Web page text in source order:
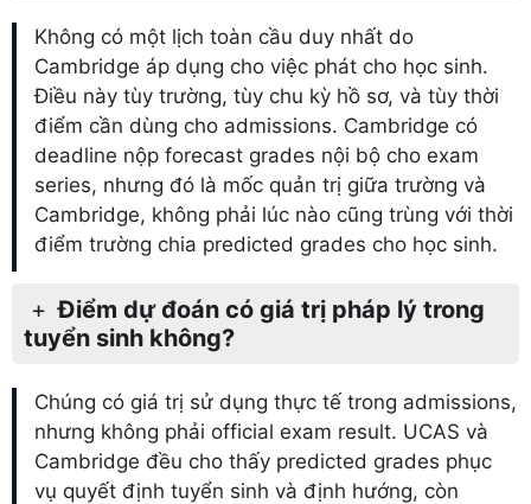
Không có một lịch toàn cầu duy nhất do
Cambridge áp dụng cho việc phát cho học sinh.
Điều này tùy trường, tùy chu kỳ hồ sơ, và tùy thời
điểm cần dùng cho admissions. Cambridge có
deadline nộp forecast grades nội bộ cho exam
series, nhưng đó là mốc quản trị giữa trường và
Cambridge, không phải lúc nào cũng trùng với thời
điểm trường chia predicted grades cho học sinh.
Điểm dự đoán có giá trị pháp lý trong
tuyển sinh không?
Chúng có giá trị sử dụng thực tế trong admissions,
nhưng không phải official exam result. UCAS và
Cambridge đều cho thấy predicted grades phục
vụ quyết định tuyển sinh và định hướng, còn